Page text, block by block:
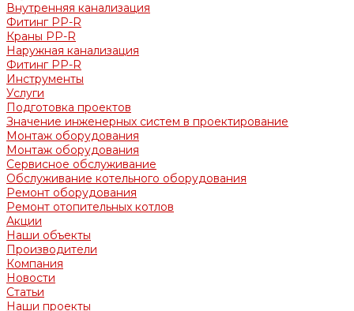
Внутренняя канализация
Фитинг PP-R
Краны PP-R
Наружная канализация
Фитинг PP-R
Инструменты
Услуги
Подготовка проектов
Значение инженерных систем в проектирование
Монтаж оборудования
Монтаж оборудования
Сервисное обслуживание
Обслуживание котельного оборудования
Ремонт оборудования
Ремонт отопительных котлов
Акции
Наши объекты
Производители
Компания
Новости
Статьи
Наши проекты